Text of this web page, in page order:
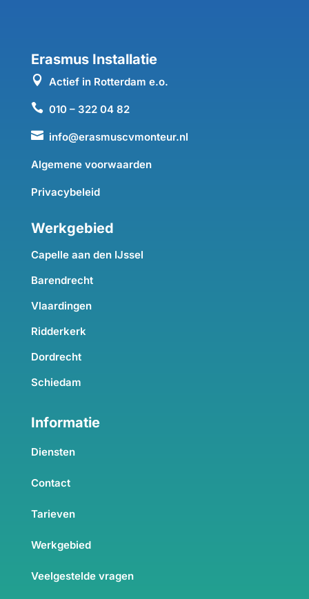
Erasmus Installatie
 Actief in Rotterdam e.o.
 010 – 322 04 82
 info@erasmuscvmonteur.nl
Algemene voorwaarden
Privacybeleid
Werkgebied
Capelle aan den IJssel
Barendrecht
Vlaardingen
Ridderkerk
Dordrecht
Schiedam
Informatie
Diensten
Contact
Tarieven
Werkgebied
Veelgestelde vragen